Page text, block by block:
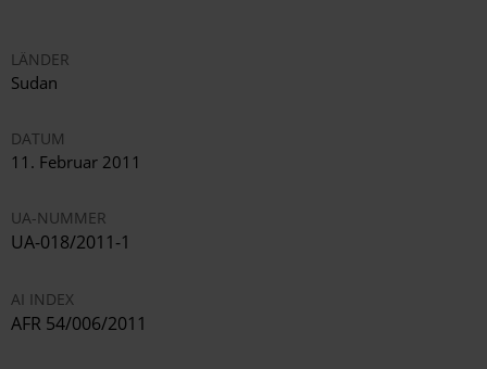
LÄNDER
Sudan
DATUM
11. Februar 2011
UA-NUMMER
UA-018/2011-1
AI INDEX
AFR 54/006/2011